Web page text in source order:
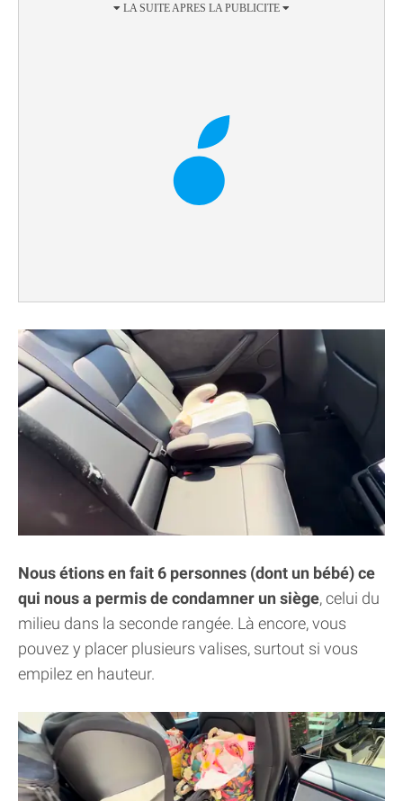
Nous étions en fait 6 personnes (dont un bébé) ce
qui nous a permis de condamner un siège, celui du
milieu dans la seconde rangée. Là encore, vous
pouvez y placer plusieurs valises, surtout si vous
empilez en hauteur.